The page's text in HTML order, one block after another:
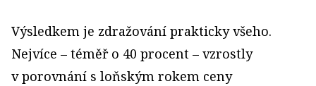
Výsledkem je zdražování prakticky všeho.
Nejvíce – téměř o 40 procent – vzrostly
v porovnání s loňským rokem ceny